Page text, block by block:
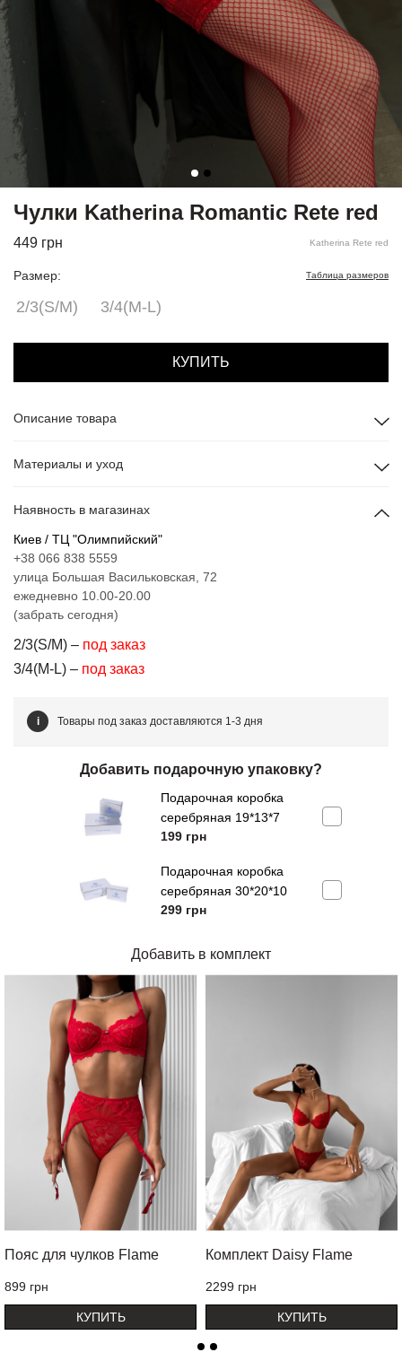
Чулки Katherina Romantic Rete red
449 грн Katherina Rete red
Размер: Таблица размеров
2/3(S/M) 3/4(M-L)
КУПИТЬ
Описание товара
Материалы и уход
Наявность в магазинах
Киев / ТЦ "Олимпийский"
+38 066 838 5559
улица Большая Васильковская, 72
ежедневно 10.00-20.00
(забрать сегодня)
2/3(S/M) – под заказ
3/4(M-L) – под заказ
i Товары под заказ доставляются 1-3 дня
Добавить подарочную упаковку?
Подарочная коробка
серебряная 19*13*7
199 грн
Подарочная коробка
серебряная 30*20*10
299 грн
Добавить в комплект
Пояс для чулков Flame
899 грн
КУПИТЬ
Комплект Daisy Flame
2299 грн
КУПИТЬ